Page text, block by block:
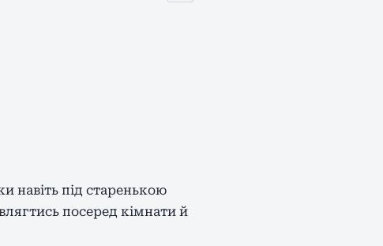
навіть під старенькою
посеред кімнати й